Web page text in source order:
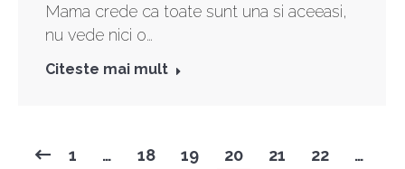
Mama crede ca toate sunt una si aceeasi,
nu vede nici o…
Citeste mai mult
1 … 18 19 20 21 22
…